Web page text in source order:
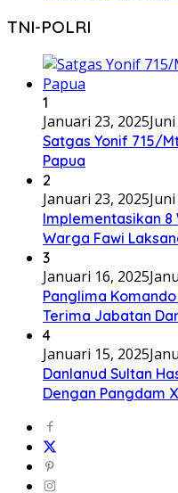
TNI-POLRI
1
Januari 23, 2025
Satgas Yonif 715/
Papua
2
Januari 23, 2025
Implementasikan 8
Warga Fawi
3
Januari 16, 2025
Panglima
Terima Jabatan
4
Januari 15, 2025
Danlanud Sultan
Dengan Pangdam